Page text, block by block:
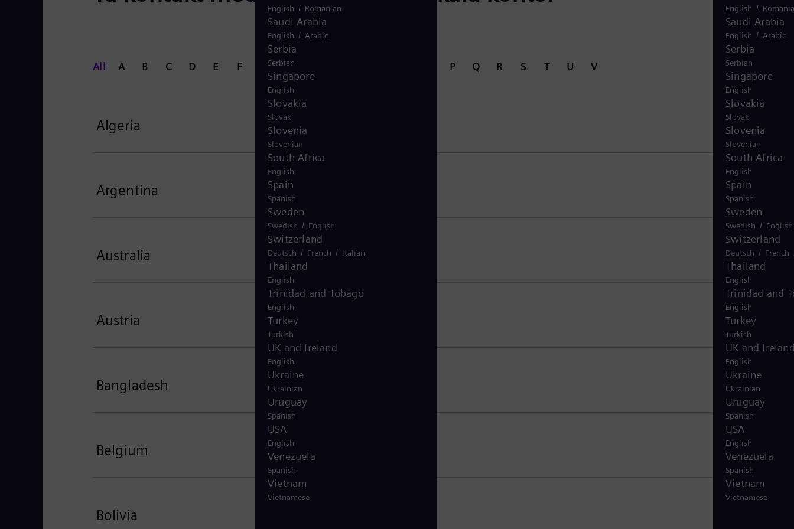
English /
Saudi Arabia
English / Arabic
Serbia
Serbian
Singapore
English
Slovakia
Slovak
Slovenia
Slovenian
South Africa
English
Spain
Spanish
Sweden
Swedish / English
Switzerland
Deutsch / French
Thailand
English
Trinidad and
English
Turkey
Turkish
UK and
English
Ukraine
Ukrainian
Uruguay
Spanish
USA
English
Venezuela
Spanish
Vietnam
Vietnamese
All A B C D E F H P Q R S T U V
Algeria
Argentina
Australia
Austria
Bangladesh
Belgium
Bolivia
English / Romanian
Saudi Arabia
English / Arabic
Serbia
Serbian
Singapore
English
Slovakia
Slovak
Slovenia
Slovenian
South Africa
English
Spain
Spanish
Sweden
Swedish / English
Switzerland
Deutsch / French / Italian
Thailand
English
Trinidad and Tobago
English
Turkey
Turkish
UK and Ireland
English
Ukraine
Ukrainian
Uruguay
Spanish
USA
English
Venezuela
Spanish
Vietnam
Vietnamese